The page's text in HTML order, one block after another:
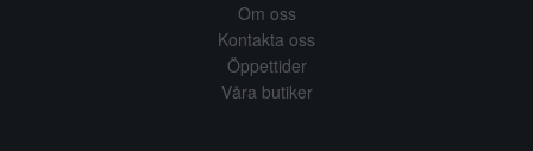
Om oss
Kontakta oss
Öppettider
Våra butiker